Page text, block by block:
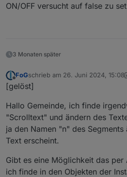
ON/OFF versucht auf false zu
3 Monaten später
Offline
FoGschrieb am 26. Juni 2024, 15:08
zuletzt editiert von FoG
[gelöst]
Hallo Gemeinde, ich finde
"Scrolltext" und ändern des
ja den Namen "n" des
Text erscheint.
Gibt es eine Möglichkeit das
ich finde in den Objekten der